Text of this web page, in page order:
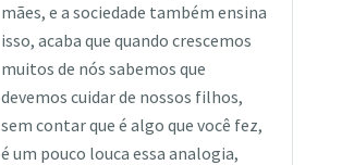
mães, e a sociedade também ensina
isso, acaba que quando crescemos
muitos de nós sabemos que
devemos cuidar de nossos filhos,
sem contar que é algo que você fez,
é um pouco louca essa analogia,